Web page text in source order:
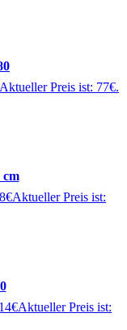
Aktueller Preis ist: 77€.
cm
€Aktueller Preis ist:
€Aktueller Preis ist: